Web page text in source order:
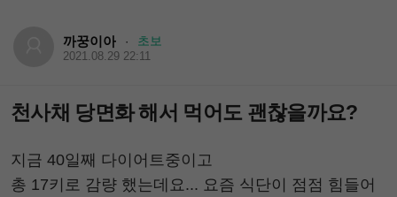
까꿍이아 · 초보
2021.08.29 22:11
천사채 당면화 해서 먹어도 괜찮을까요?
지금 40일째 다이어트중이고
총 17키로 감량 했는데요... 요즘 식단이 점점 힘들어